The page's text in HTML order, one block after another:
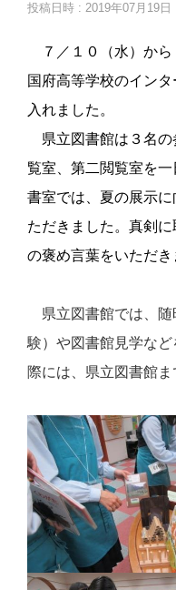
投稿日時 : 2019年07月19日
７／１０（水）か
国府高等学校のイン
入れました。
県立図書館は３名の
覧室、第二閲覧室を
書室では、夏の展示
ただきました。真剣
の褒め言葉をいただき
県立図書館では、随
験）や図書館見学な
際には、県立図書館ま